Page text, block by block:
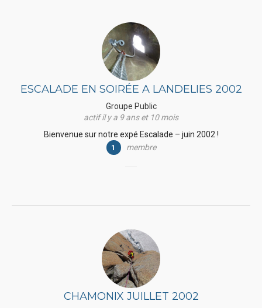
ESCALADE EN SOIRÉE A LANDELIES 2002
Groupe Public
actif il y a 9 ans et 10 mois
Bienvenue sur notre expé Escalade – juin 2002 !
1 membre
CHAMONIX JUILLET 2002